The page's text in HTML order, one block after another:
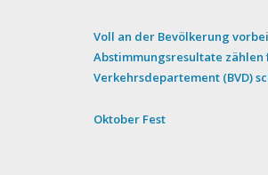
Voll an der Bevölkerung
Abstimmungsresultate zählen
Verkehrsdepartement (BVD)
Oktober Fest